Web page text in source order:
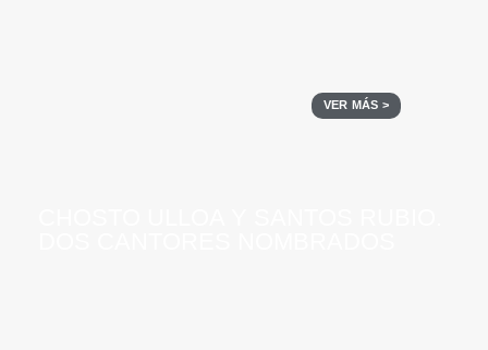
VER MÁS >